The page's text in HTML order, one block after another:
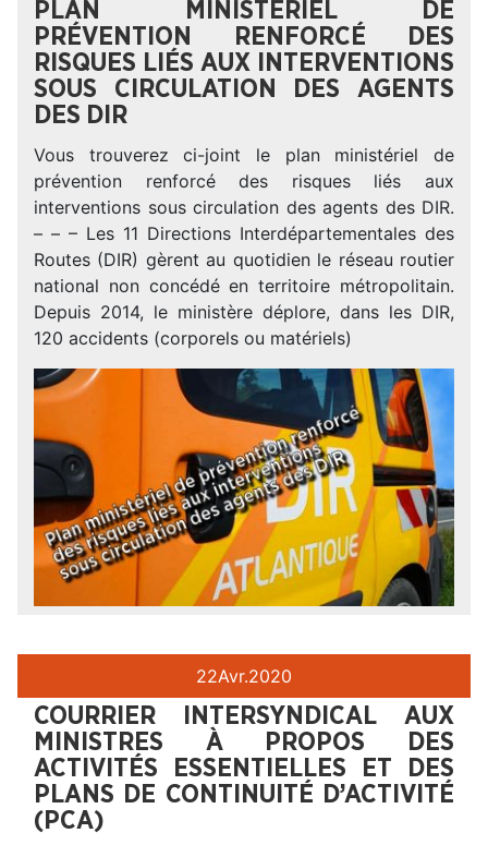
PLAN MINISTÉRIEL DE
PRÉVENTION RENFORCÉ DES
RISQUES LIÉS AUX INTERVENTIONS
SOUS CIRCULATION DES AGENTS
DES DIR
Vous trouverez ci-joint le plan ministériel de
prévention renforcé des risques liés aux
interventions sous circulation des agents des DIR.
– – – Les 11 Directions Interdépartementales des
Routes (DIR) gèrent au quotidien le réseau routier
national non concédé en territoire métropolitain.
Depuis 2014, le ministère déplore, dans les DIR,
120 accidents (corporels ou matériels)
22Avr.2020
COURRIER INTERSYNDICAL AUX
MINISTRES À PROPOS DES
ACTIVITÉS ESSENTIELLES ET DES
PLANS DE CONTINUITÉ D’ACTIVITÉ
(PCA)